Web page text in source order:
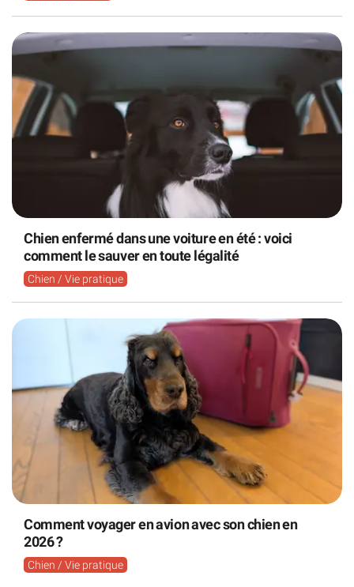
Chien enfermé dans une voiture en été : voici
comment le sauver en toute légalité
Chien / Vie pratique
Comment voyager en avion avec son chien en
2026 ?
Chien / Vie pratique